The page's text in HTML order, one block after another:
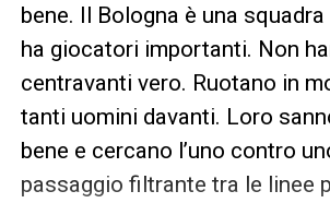
bene. Il Bologna è una
ha giocatori importanti. Non
centravanti vero. Ruotano in
tanti uomini davanti. Loro
bene e cercano l’uno contro
passaggio filtrante tra le linee